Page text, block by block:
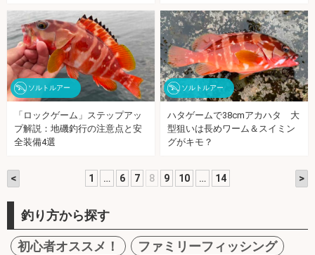
ソルトルアー
「ロックゲーム」ステップアッ
プ解説：地磯釣行の注意点と安
全装備4選
ソルトルアー
ハタゲームで38cmアカハタ 大
型狙いは長めワーム＆スイミン
グがキモ？
< 1 … 6 7 8 9 10 … 14 >
釣り方から探す
初心者オススメ！
ファミリーフィッシング